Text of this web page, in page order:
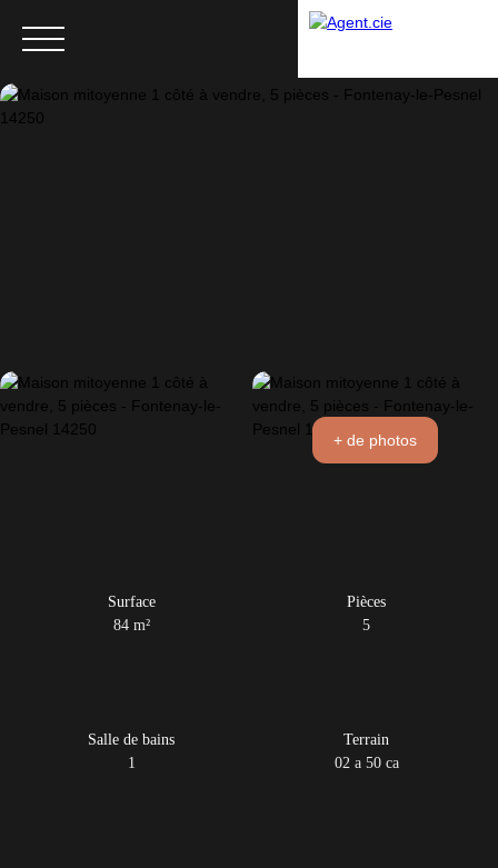
+ de photos
Surface
84 m²
Pièces
5
Salle de bains
1
Terrain
02 a 50 ca